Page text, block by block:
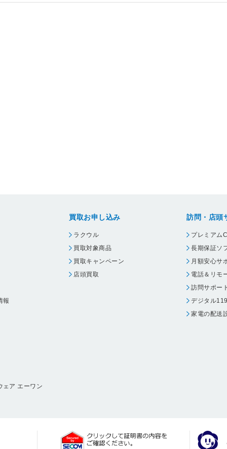
報
ェア エーワン
買取お申し込み
ラクウル
買取対象商品
買取キャンペーン
店頭買取
訪問・店頭
プレミアム
長期保証ソ
月額安心サ
電話＆リモ
訪問サポー
デジタル
家電の配送